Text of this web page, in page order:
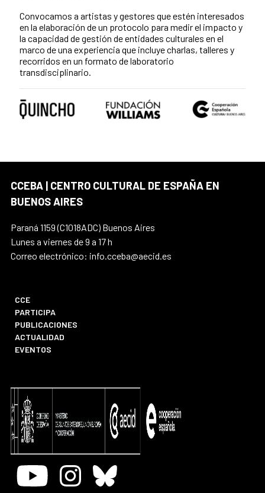
Convocamos a artistas y gestores que estén interesados
en la elaboración de un protocolo para medir el impacto y
la capacidad de gestión de entidades culturales en el
marco de una experiencia que incluye charlas, talleres y
recorridos en un formato de laboratorio
transdisciplinario.
CCEBA | CENTRO CULTURAL DE ESPAÑA EN
BUENOS AIRES
Paraná 1159 (C1018ADC) Buenos Aires
Lunes a viernes de 9 a 17 h
Correo electrónico: info.cceba@aecid.es
CCE
PARTICIPA
PUBLICACIONES
ACTUALIDAD
EVENTOS
Youtube InstagramBluesky